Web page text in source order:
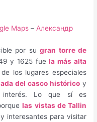
Maps – Александр
por sugran torre de
y 1625 fuela más alta
los lugares especiales
del casco históricoy
interés. Lo que sí es
las vistas de Tallin
interesantes para visitar